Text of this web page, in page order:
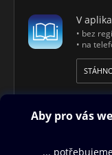
V
• bez
• na